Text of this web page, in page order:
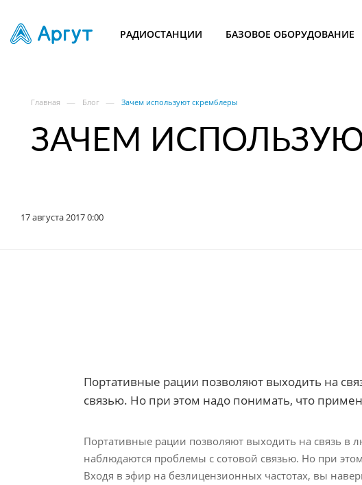
РАДИОСТАНЦИИ БАЗОВОЕ ОБОРУДОВАНИЕ
Главная — Блог — Зачем используют скремблеры
ЗАЧЕМ
17 августа 2017 0:00
Портативные рации позволяют выходить на
связью. Но при этом надо понимать, что
Портативные рации позволяют выходить на связь в
наблюдаются проблемы с сотовой связью. Но при
Входя в эфир на безлицензионных частотах, вы